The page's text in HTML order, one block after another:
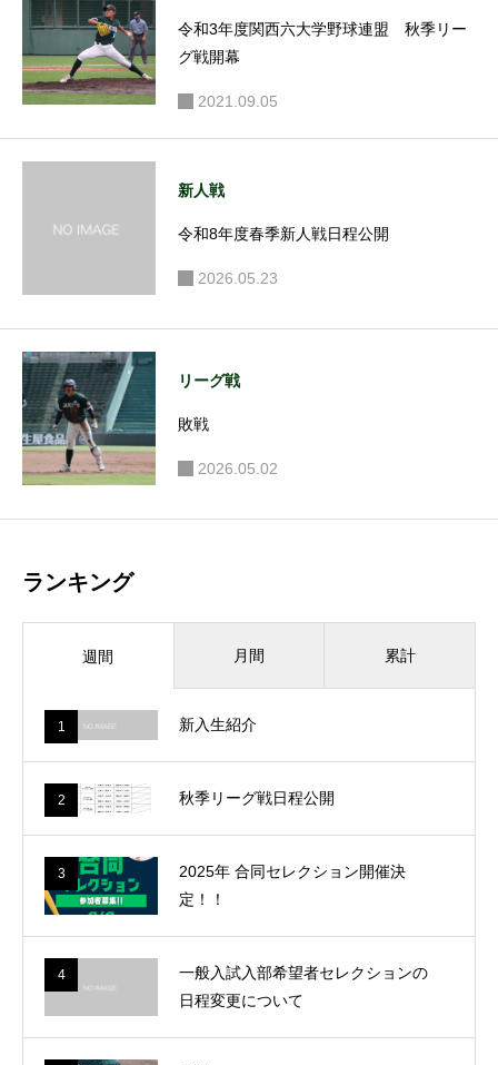
令和3年度関西六大学野球連盟 秋季リー
グ戦開幕
2021.09.05
新人戦
令和8年度春季新人戦日程公開
2026.05.23
リーグ戦
敗戦
2026.05.02
ランキング
週間 月間 累計
1 新入生紹介
2 秋季リーグ戦日程公開
3
2025年 合同セレクション開催決
定！！
4
一般入試入部希望者セレクションの
日程変更について